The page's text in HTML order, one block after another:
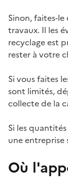
Sinon, faites-
travaux. Il les
recyclage est
rester à votre
Si vous faites
sont limités,
collecte de la
Si les
une entreprise
Où